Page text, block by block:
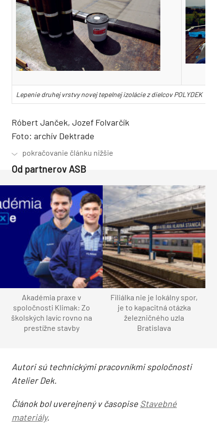
Lepenie druhej vrstvy novej tepelnej izolácie z dielcov POLYDEK
Róbert Janček, Jozef Folvarčík
Foto: archív Dektrade
Od partnerov ASB
Akadémia praxe v
spoločnosti Klimak: Zo
školských lavíc rovno na
prestížne stavby
Filiálka nie je lokálny spor,
je to kapacitná otázka
železničného uzla
Bratislava
Autori sú technickými pracovníkmi spoločnosti
Atelier Dek.
Článok bol uverejnený v časopise Stavebné
materiály.